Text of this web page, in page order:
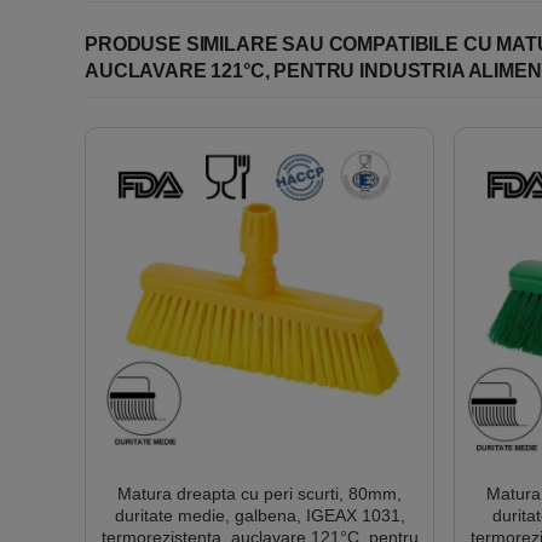
• Zona de depozitare trebuie să
• Nu folosiți unelte deteriorate, atat
PRODUSE SIMILARE SAU COMPATIBILE CU
AUCLAVARE 121°C, PENTRU INDUSTRIA
Matura dreapta cu peri scurti, 80mm,
duritate medie, galbena, IGEAX 1031,
termorezistenta, auclavare 121°C, pentru